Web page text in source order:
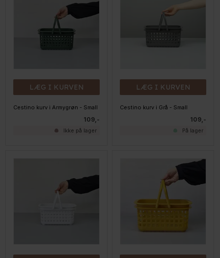
LÆG I KURVEN
Cestino kurv i Armygrøn - Small
109,-
Ikke på lager
LÆG I KURVEN
Cestino kurv i Grå - Small
109,-
På lager